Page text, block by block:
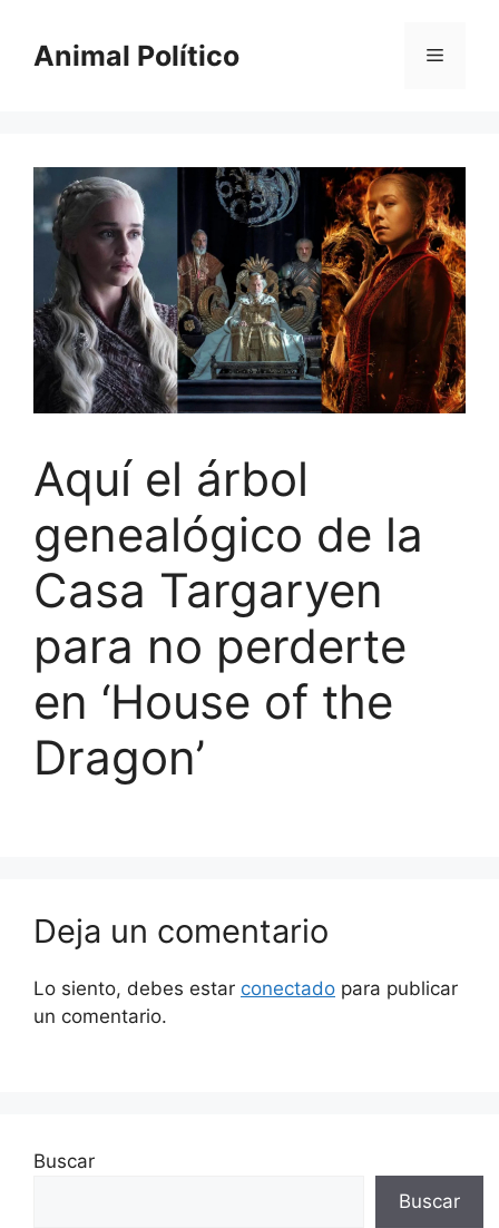
contenido
Animal Político Menú
Aquí el árbol
genealógico de la
Casa Targaryen
para no perderte
en ‘House of the
Dragon’
Deja un comentario
Lo siento, debes estar conectado para publicar
un comentario.
Buscar
Buscar